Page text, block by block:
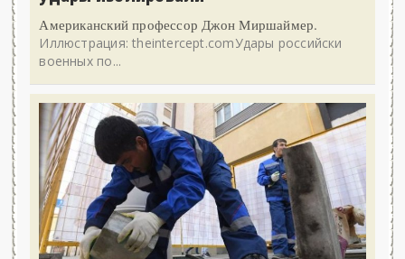
Американский профессор Джон Миршаймер.
Иллюстрация: theintercept.comУдары российски
военных по...